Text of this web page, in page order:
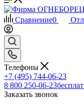
Сравнение0
Телефоны
+7 (495) 744-06-23
8 800 250-06-23
Заказать звонок